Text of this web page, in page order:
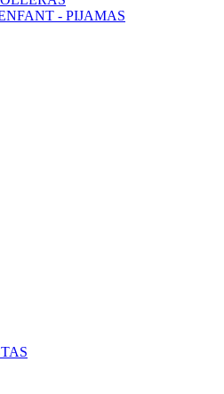
- PIJAMAS